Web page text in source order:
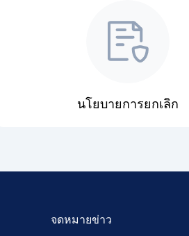
นโยบายการยกเลิก
จดหมายข่าว